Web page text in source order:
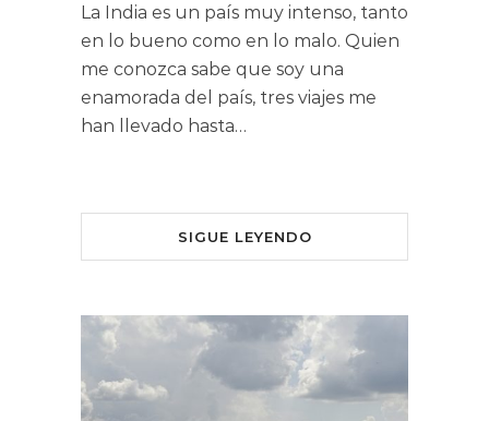
La India es un país muy intenso, tanto
en lo bueno como en lo malo. Quien
me conozca sabe que soy una
enamorada del país, tres viajes me
han llevado hasta…
SIGUE LEYENDO